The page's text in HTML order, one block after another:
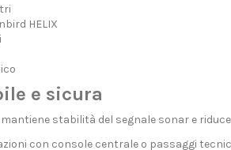
HELIX
e sicura
stabilità del segnale sonar e
con console centrale o passaggi